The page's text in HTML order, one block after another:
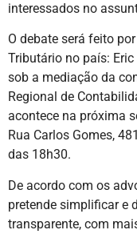
interessados no
O debate será feito
Tributário no país: Eric
sob a mediação da
Regional de
acontece na próxima
Rua Carlos Gomes,
das 18h30.
De acordo com os
pretende simplificar e
transparente, com